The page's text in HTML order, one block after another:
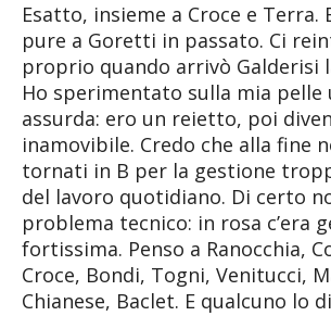
Esatto, insieme a Croce e Terra.
pure a Goretti in passato. Ci
proprio quando arrivò Galderisi
Ho sperimentato sulla mia pelle
assurda: ero un reietto, poi
inamovibile. Credo che alla fine
tornati in B per la gestione
del lavoro quotidiano. Di certo
problema tecnico: in rosa c’era
fortissima. Penso a Ranocchia,
Croce, Bondi, Togni, Venitucci,
Chianese, Baclet. E qualcuno lo